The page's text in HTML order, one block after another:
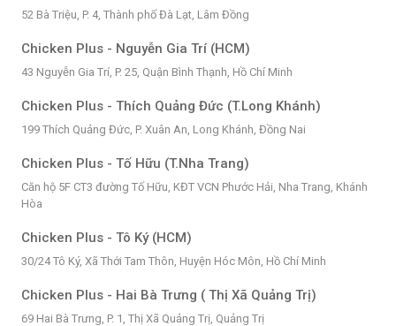
52 Bà Triệu, P. 4, Thành phố Đà Lạt, Lâm Đồng
Chicken Plus - Nguyễn Gia Trí (HCM)
43 Nguyễn Gia Trí, P. 25, Quận Bình Thạnh, Hồ Chí Minh
Chicken Plus - Thích Quảng Đức (T.Long Khánh)
199 Thích Quảng Đức, P. Xuân An, Long Khánh, Đồng Nai
Chicken Plus - Tố Hữu (T.Nha Trang)
Căn hộ 5F CT3 đường Tố Hữu, KĐT VCN Phước Hải, Nha Trang, Khánh
Hòa
Chicken Plus - Tô Ký (HCM)
30/24 Tô Ký, Xã Thới Tam Thôn, Huyện Hóc Môn, Hồ Chí Minh
Chicken Plus - Hai Bà Trưng ( Thị Xã Quảng Trị)
69 Hai Bà Trưng, P. 1, Thị Xã Quảng Trị, Quảng Trị